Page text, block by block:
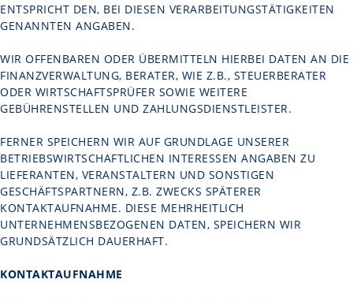
ENTSPRICHT DEN, BEI DIESEN VERARBEITUNGSTÄTIGKEITEN
GENANNTEN ANGABEN.
WIR OFFENBAREN ODER ÜBERMITTELN HIERBEI DATEN AN DIE
FINANZVERWALTUNG, BERATER, WIE Z.B., STEUERBERATER
ODER WIRTSCHAFTSPRÜFER SOWIE WEITERE
GEBÜHRENSTELLEN UND ZAHLUNGSDIENSTLEISTER.
FERNER SPEICHERN WIR AUF GRUNDLAGE UNSERER
BETRIEBSWIRTSCHAFTLICHEN INTERESSEN ANGABEN ZU
LIEFERANTEN, VERANSTALTERN UND SONSTIGEN
GESCHÄFTSPARTNERN, Z.B. ZWECKS SPÄTERER
KONTAKTAUFNAHME. DIESE MEHRHEITLICH
UNTERNEHMENSBEZOGENEN DATEN, SPEICHERN WIR
GRUNDSÄTZLICH DAUERHAFT.
KONTAKTAUFNAHME